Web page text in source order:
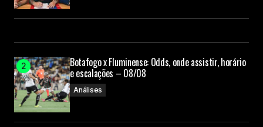
Botafogo x Fluminense: Odds, onde assistir, horário
e escalações – 08/08
Análises